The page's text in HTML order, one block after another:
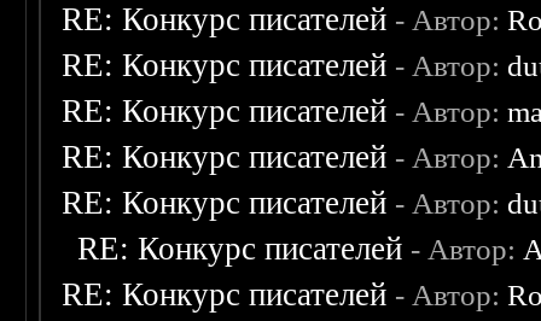
RE: Конкурс писателей - Автор:
RE: Конкурс писателей - Автор:
RE: Конкурс писателей - Автор:
RE: Конкурс писателей - Автор:
RE: Конкурс писателей - Автор:
RE: Конкурс писателей - Автор:
RE: Конкурс писателей - Автор: